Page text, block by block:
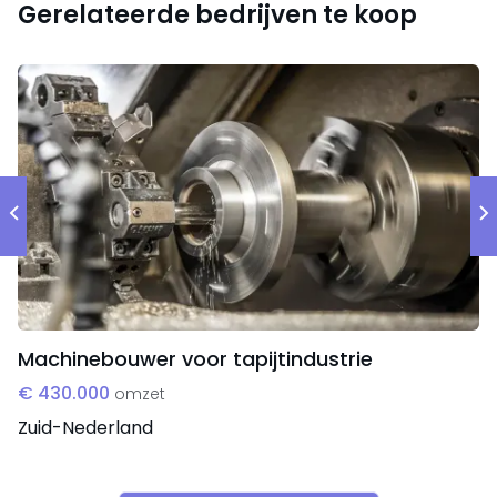
Kerncijfers
De gemiddelde omzet over de laatste jaren
bedraagt circa € 800.000,- met een EBITDA van circa
€ 200.000,-. De eigenaar wil 100% van de aandelen
verkopen, maar staat ook open voor een
activa/passiva transactie.
Gerelateerde bedrijven te koop
Machinebouwer voor tapijtindustrie
€ 430.000 omzet
Zuid-Nederland